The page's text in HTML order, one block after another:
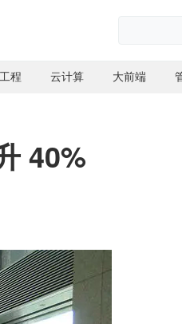
程 云计算 大前端
40%